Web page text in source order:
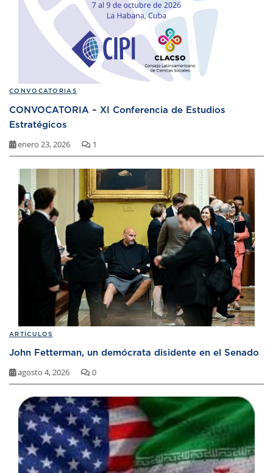
CONVOCATORIAS
CONVOCATORIA – XI Conferencia de Estudios
Estratégicos
enero 23, 2026 1
ARTÍCULOS
John Fetterman, un demócrata disidente en el Senado
agosto 4, 2026 0